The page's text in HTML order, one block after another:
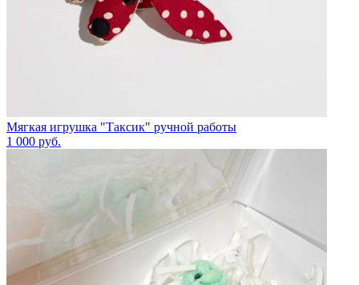
Мягкая игрушка "Таксик" ручной работы
1 000 руб.